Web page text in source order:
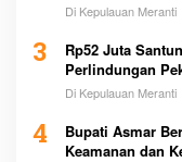
Di Kepulauan Meranti
3
Rp52 Juta
Perlindungan
Di Kepulauan Meranti
4
Bupati Asmar
Keamanan dan